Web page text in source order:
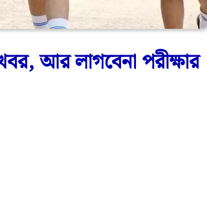
আর লাগবেনা পরীক্ষার